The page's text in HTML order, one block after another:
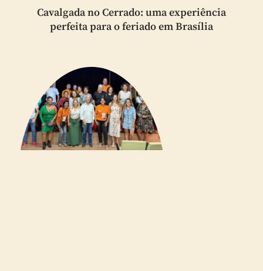
Cavalgada no Cerrado: uma experiência
perfeita para o feriado em Brasília